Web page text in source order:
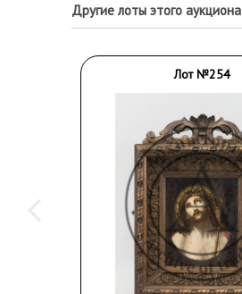
Другие лоты этого аукциона
Лот №254